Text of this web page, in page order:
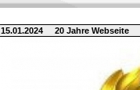
15.01.2024 20 Jahre Webseite